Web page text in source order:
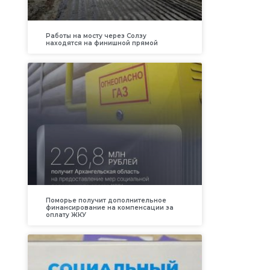
Работы на мосту через Солзу
находятся на финишной прямой
Поморье получит дополнительное
финансирование на компенсации за
оплату ЖКУ